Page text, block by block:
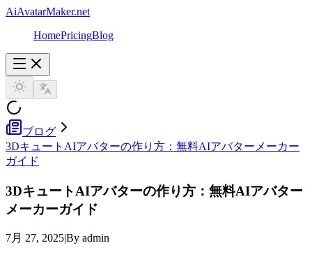
AiAvatarMaker.net
HomePricingBlog
ブログ
3DキュートAIアバターの作り方：無料AIアバターメーカー
ガイド
3DキュートAIアバターの作り方：無料AIアバター
メーカーガイド
7月 27, 2025|By admin